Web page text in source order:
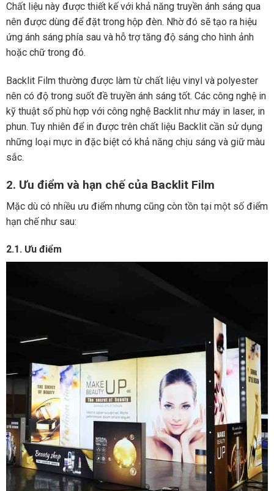
Chất liệu này được thiết kế với khả năng truyền ánh sáng qua
nên được dùng để đặt trong hộp đèn. Nhờ đó sẽ tạo ra hiệu
ứng ánh sáng phía sau và hỗ trợ tăng độ sáng cho hình ảnh
hoặc chữ trong đó.
Backlit Film thường được làm từ chất liệu vinyl và polyester
nên có độ trong suốt đề truyền ánh sáng tốt. Các công nghệ in
kỹ thuật số phù hợp với công nghệ Backlit như máy in laser, in
phun. Tuy nhiên để in được trên chất liệu Backlit cần sử dụng
những loại mực in đặc biệt có khả năng chịu sáng và giữ màu
sắc.
2. Ưu điểm và hạn chế của Backlit Film
Mặc dù có nhiều ưu điểm nhưng cũng còn tồn tại một số điểm
hạn chế như sau:
2.1. Ưu điểm